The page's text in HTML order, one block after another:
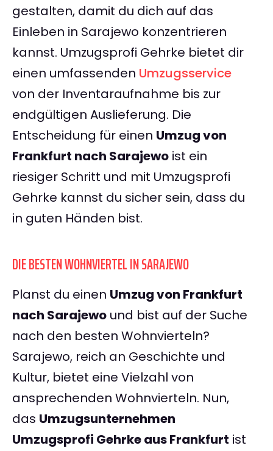
gestalten, damit du dich auf das
Einleben in Sarajewo konzentrieren
kannst. Umzugsprofi Gehrke bietet dir
einen umfassenden Umzugsservice
von der Inventaraufnahme bis zur
endgültigen Auslieferung. Die
Entscheidung für einen Umzug von
Frankfurt nach Sarajewo ist ein
riesiger Schritt und mit Umzugsprofi
Gehrke kannst du sicher sein, dass du
in guten Händen bist.
DIE BESTEN WOHNVIERTEL IN SARAJEWO
Planst du einen Umzug von Frankfurt
nach Sarajewo und bist auf der Suche
nach den besten Wohnvierteln?
Sarajewo, reich an Geschichte und
Kultur, bietet eine Vielzahl von
ansprechenden Wohnvierteln. Nun,
das Umzugsunternehmen
Umzugsprofi Gehrke aus Frankfurt ist